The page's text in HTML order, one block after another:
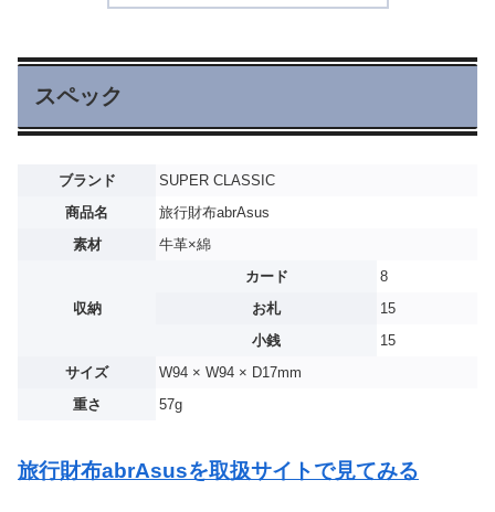
スペック
ブランド
SUPER CLASSIC
商品名
旅行財布abrAsus
素材
牛革×綿
収納
カード
8
お札
15
小銭
15
サイズ
W94 × W94 × D17mm
重さ
57g
旅行財布abrAsusを取扱サイトで見てみる